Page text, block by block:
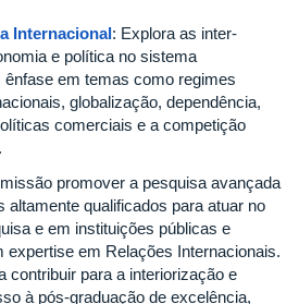
Internacional: Explora as inter-
e política no sistema
ênfase em temas como regimes
globalização, dependência,
comerciais e a competição
promover a pesquisa avançada
altamente qualificados para atuar no
e em instituições públicas e
expertise em Relações Internacionais.
contribuir para a interiorização e
à pós-graduação de excelência,